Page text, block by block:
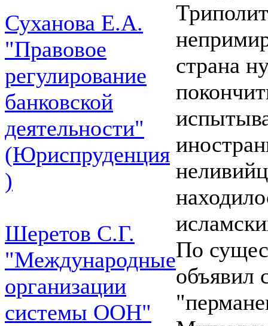
Суханова Е.А.
"Правовое
регулирование
банковской
деятельности"
(Юриспруденция
)
Шеретов С.Г.
"Международные
организации
системы ООН"
страна
По
объявил